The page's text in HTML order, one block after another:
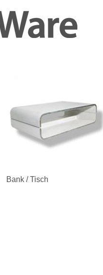
Bank / Tisch